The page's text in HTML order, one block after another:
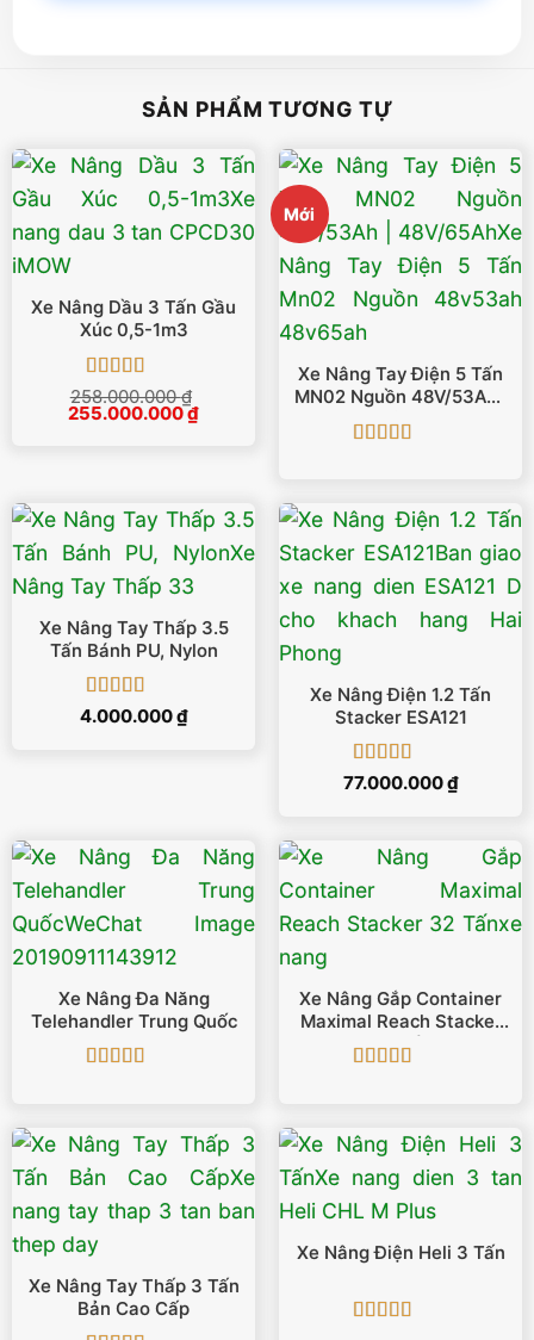
SẢN PHẨM TƯƠNG TỰ
Xe Nâng Dầu 3 Tấn Gầu
Xúc 0,5-1m3
Được xếp
hạng55 sao
258.000.000₫
Giá
255.000.000₫Giá
Mới
Xe Nâng Tay Điện 5 Tấn
MN02 Nguồn 48V/53Ah |
48V/65Ah
Xe Nâng Tay Thấp 3.5
Tấn Bánh PU, Nylon
Được xếp
4.000.000₫
Xe Nâng Điện 1.2 Tấn
Stacker ESA121
Được xếp
77.000.000₫
Xe Nâng Đa Năng
Telehandler Trung Quốc
Xe Nâng Gắp Container
Maximal Reach Stacker
32 Tấn
Xe Nâng Tay Thấp 3 Tấn
Bản Cao Cấp
Xe Nâng Điện Heli 3 Tấn